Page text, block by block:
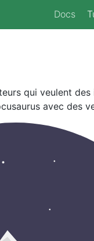
Docs
qui veulent
avec des